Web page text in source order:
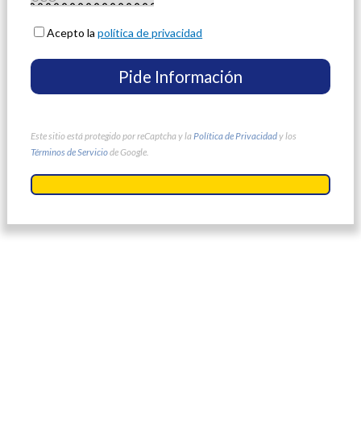
Acepto lapolítica de privacidad
Este sitio está protegido por reCaptcha y la Política de Privacidady los
Términos de Serviciode Google.